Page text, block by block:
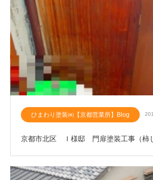
ひまわり塗装㈱【京都営業所】Blog
京都市北区 Ｉ様邸 門扉塗装工事（柿